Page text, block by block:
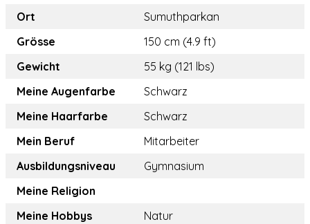
Ort
Sumuthparkan
Grösse
150 cm (4.9 ft)
Gewicht
55 kg (121 lbs)
Meine Augenfarbe
Schwarz
Meine Haarfarbe
Schwarz
Mein Beruf
Mitarbeiter
Ausbildungsniveau
Gymnasium
Meine Religion
Meine Hobbys
Natur